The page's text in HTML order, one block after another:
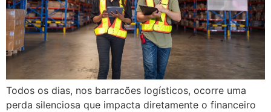
Todos os dias, nos barracões logísticos, ocorre uma
perda silenciosa que impacta diretamente o financeiro